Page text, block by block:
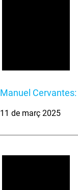
Manuel
11 de març 2025